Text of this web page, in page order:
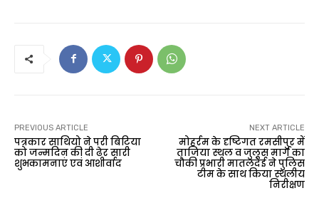
PREVIOUS ARTICLE
पत्रकार साथियो ने परी बिटिया
को जन्मदिन की दी ढेर सारी
शुभकामनाएं एवं आशीर्वाद
NEXT ARTICLE
मोहर्रम के दृष्टिगत रमसीपुर में
ताजिया स्थल व जुलूस मार्ग का
चौकी प्रभारी मातलदेई ने पुलिस
टीम के साथ किया स्थलीय
निरीक्षण